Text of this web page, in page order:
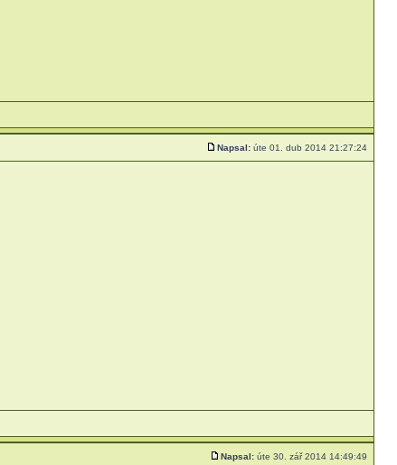
Napsal: úte 01. dub 2014 21:27:24
Napsal: úte 30. zář 2014 14:49:49